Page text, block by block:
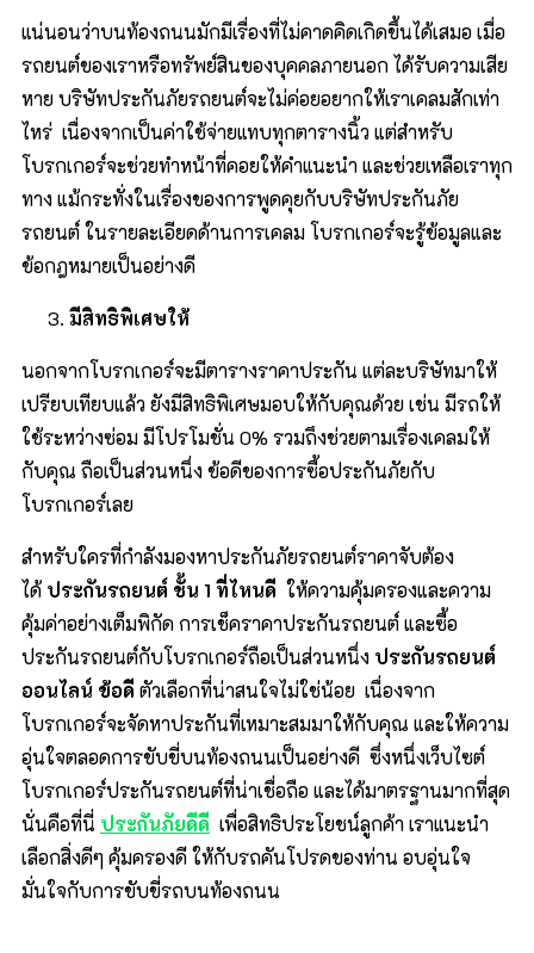
แน่นอนว่าบนท้องถนนมักมีเรื่องที่ไม่คาดคิดเกิดขึ้นได้เสมอ เมื่อ
รถยนต์ของเราหรือทรัพย์สินของบุคคลภายนอก ได้รับความเสีย
หาย บริษัทประกันภัยรถยนต์จะไม่ค่อยอยากให้เราเคลมสักเท่า
ไหร่ เนื่องจากเป็นค่าใช้จ่ายแทบทุกตารางนิ้ว แต่สำหรับ
โบรกเกอร์จะช่วยทำหน้าที่คอยให้คำแนะนำ และช่วยเหลือเราทุก
ทาง แม้กระทั่งในเรื่องของการพูดคุยกับบริษัทประกันภัย
รถยนต์ ในรายละเอียดด้านการเคลม โบรกเกอร์จะรู้ข้อมูลและ
ข้อกฎหมายเป็นอย่างดี
มีสิทธิพิเศษให้
นอกจากโบรกเกอร์จะมีตารางราคาประกัน แต่ละบริษัทมาให้
เปรียบเทียบแล้ว ยังมีสิทธิพิเศษมอบให้กับคุณด้วย เช่น มีรถให้
ใช้ระหว่างซ่อม มีโปรโมชั่น 0% รวมถึงช่วยตามเรื่องเคลมให้
กับคุณ ถือเป็นส่วนหนึ่ง ข้อดีของการซื้อประกันภัยกับ
โบรกเกอร์เลย
สำหรับใครที่กำลังมองหาประกันภัยรถยนต์ราคาจับต้อง
ได้ ประกันรถยนต์ ชั้น 1 ที่ไหนดี ให้ความคุ้มครองและความ
คุ้มค่าอย่างเต็มพิกัด การเช็คราคาประกันรถยนต์ และซื้อ
ประกันรถยนต์กับโบรกเกอร์ถือเป็นส่วนหนึ่ง ประกันรถยนต์
ออนไลน์ ข้อดี ตัวเลือกที่น่าสนใจไม่ใช่น้อย เนื่องจาก
โบรกเกอร์จะจัดหาประกันที่เหมาะสมมาให้กับคุณ และให้ความ
อุ่นใจตลอดการขับขี่บนท้องถนนเป็นอย่างดี ซึ่งหนึ่งเว็บไซต์
โบรกเกอร์ประกันรถยนต์ที่น่าเชื่อถือ และได้มาตรฐานมากที่สุด
นั่นคือที่นี่ ประกันภัยดีดี เพื่อสิทธิประโยชน์ลูกค้า เราแนะนำ
เลือกสิ่งดีๆ คุ้มครองดี ให้กับรถคันโปรดของท่าน อบอุ่นใจ
มั่นใจกับการขับขี่รถบนท้องถนน